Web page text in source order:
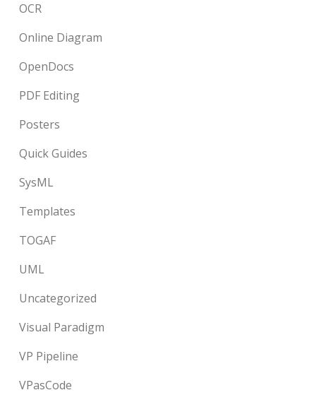
OCR
Online Diagram
OpenDocs
PDF Editing
Posters
Quick Guides
SysML
Templates
TOGAF
UML
Uncategorized
Visual Paradigm
VP Pipeline
VPasCode